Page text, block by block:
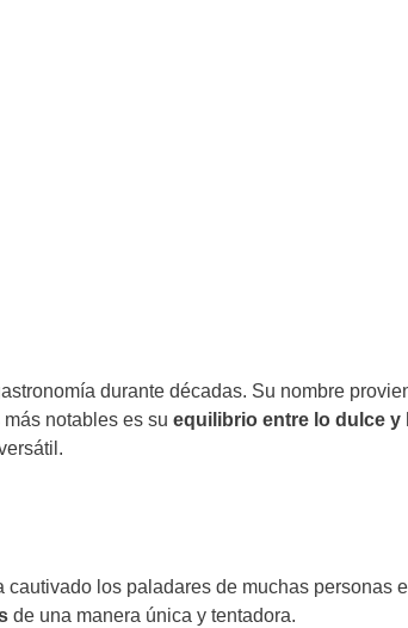
durante décadas. Su nombre
notables es su equilibrio entre lo dulce y
los paladares de muchas personas
de una manera única y tentadora.